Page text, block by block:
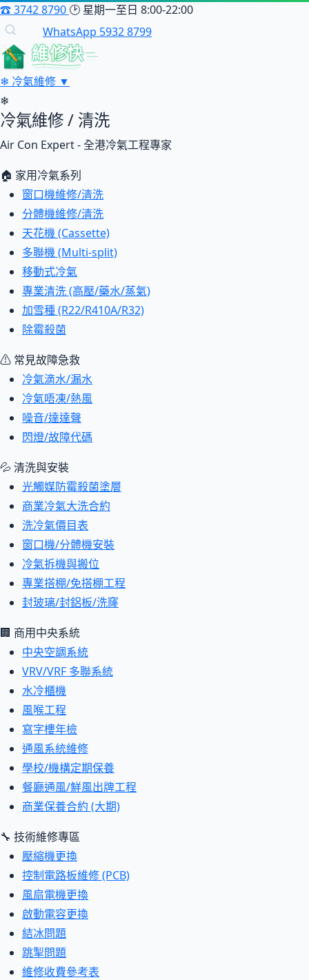
☎3742 8790 🕑 星期一至日 8:00-22:00
WhatsApp 5932 8799
維修快
❄ 冷氣維修 ▼
❄
冷氣維修 / 清洗
Air Con Expert - 全港冷氣工程專家
🏠 家用冷氣系列
窗口機維修/清洗
分體機維修/清洗
天花機 (Cassette)
多聯機 (Multi-split)
移動式冷氣
專業清洗 (高壓/藥水/蒸氣)
加雪種 (R22/R410A/R32)
除霉殺菌
⚠ 常見故障急救
冷氣滴水/漏水
冷氣唔凍/熱風
噪音/達達聲
閃燈/故障代碼
💦 清洗與安裝
光觸媒防霉殺菌塗層
商業冷氣大洗合約
洗冷氣價目表
窗口機/分體機安裝
冷氣拆機與搬位
專業搭棚/免搭棚工程
封玻璃/封鋁板/洗窿
🏢 商用中央系統
中央空調系統
VRV/VRF 多聯系統
水冷櫃機
風喉工程
寫字樓年檢
通風系統維修
學校/機構定期保養
餐廳通風/鮮風出牌工程
商業保養合約 (大期)
🔧 技術維修專區
壓縮機更換
控制電路板維修 (PCB)
風扇電機更換
啟動電容更換
結冰問題
跳掣問題
維修收費參考表